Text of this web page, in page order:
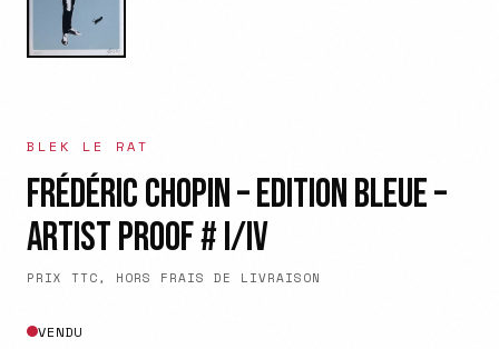
BLEK LE RAT
FRÉDÉRIC CHOPIN – EDITION BLEUE –
ARTIST PROOF # I/IV
PRIX TTC, HORS FRAIS DE LIVRAISON
VENDU